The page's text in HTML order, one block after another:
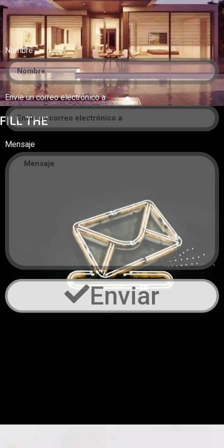
THE
Nombre
Envíe un correo electrónico a
Mensaje
Enviar